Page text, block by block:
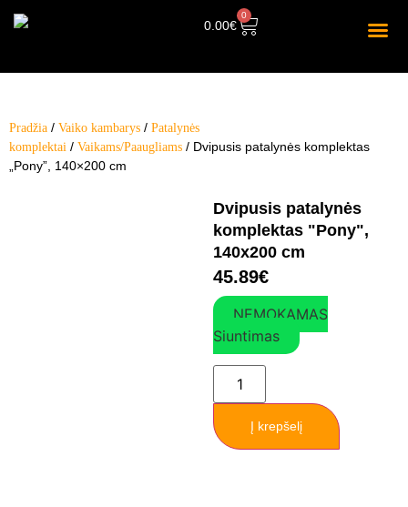
0.00€
0
Pradžia / Vaiko kambarys / Patalynės
komplektai / Vaikams/Paaugliams / Dvipusis patalynės komplektas
„Pony”, 140×200 cm
Dvipusis patalynės
komplektas "Pony",
140x200 cm
45.89€
NEMOKAMAS
Siuntimas
Į krepšelį